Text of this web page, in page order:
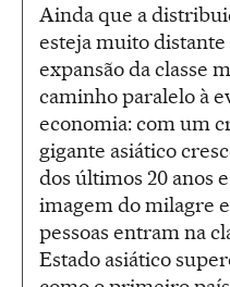
Ainda que a
esteja muito
expansão da classe
caminho paralelo à
economia: com um
gigante asiático
dos últimos 20 anos
imagem do milagre
pessoas entram na
Estado asiático